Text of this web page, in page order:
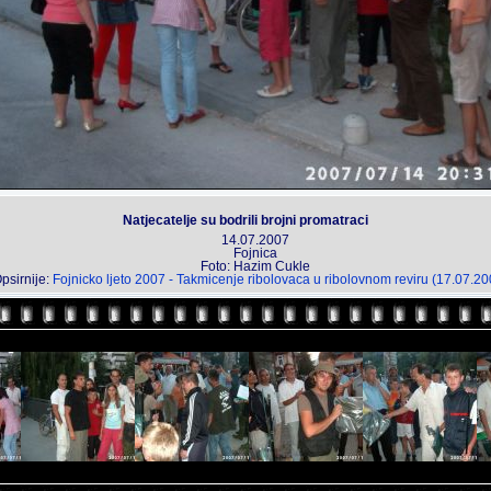
Natjecatelje su bodrili brojni promatraci
14.07.2007
Fojnica
Foto: Hazim Cukle
Fojnicko ljeto 2007 - Takmicenje ribolovaca u ribolovnom reviru